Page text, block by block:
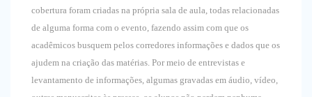
cobertura foram criadas na própria sala de aula, todas relacionadas
de alguma forma com o evento, fazendo assim com que os
acadêmicos busquem pelos corredores informações e dados que os
ajudem na criação das matérias. Por meio de entrevistas e
levantamento de informações, algumas gravadas em áudio, vídeo,